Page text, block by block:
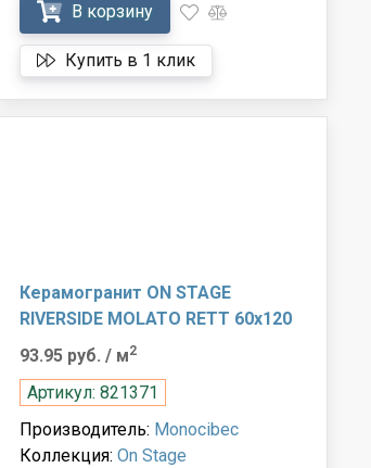
В корзину
Купить в 1 клик
Керамогранит ON STAGE
RIVERSIDE MOLATO RETT 60x120
93.95 руб./ м2
Артикул: 821371
Производитель: Monocibec
Коллекция:On Stage